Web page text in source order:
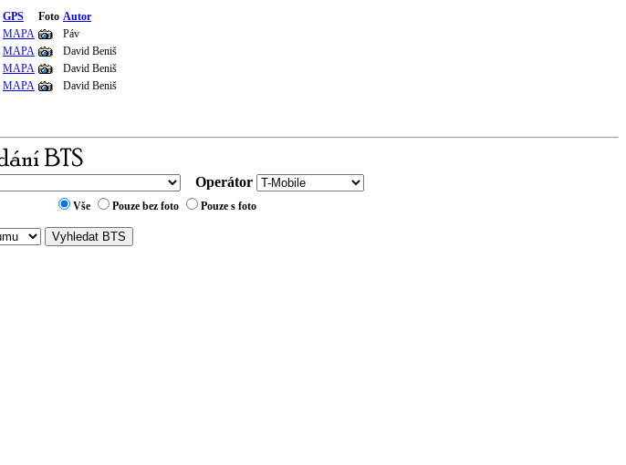
GPS Foto Autor
MAPA
Páv
MAPA
David Beniš
MAPA
David Beniš
MAPA David Beniš
Operátor
Vše Pouze bez foto Pouze s foto